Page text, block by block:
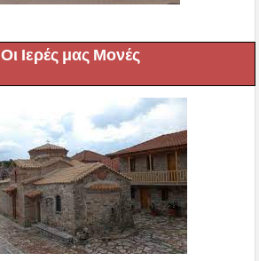
Οι Ιερές μας Μονές